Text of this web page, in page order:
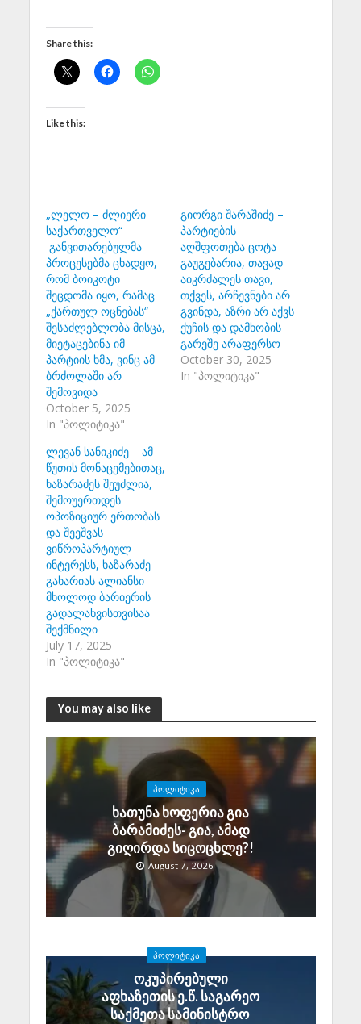
Share this:
Like this:
„ლელო – ძლიერი
საქართველო“ –
განვითარებულმა
პროცესებმა ცხადყო,
რომ ბოიკოტი
შეცდომა იყო, რამაც
„ქართულ ოცნებას“
შესაძლებლობა მისცა,
მიეტაცებინა იმ
პარტიის ხმა, ვინც ამ
ბრძოლაში არ
შემოვიდა
October 5, 2025
In "პოლიტიკა"
გიორგი შარაშიძე –
პარტიების
აღშფოთება ცოტა
გაუგებარია, თავად
აიკრძალეს თავი,
თქვეს, არჩევნები არ
გვინდა, აზრი არ აქვს
ქუჩის და დამხობის
გარეშე არაფერსო
October 30, 2025
In "პოლიტიკა"
ლევან სანიკიძე – ამ
წუთის მონაცემებითაც,
ხაზარაძეს შეუძლია,
შემოუერთდეს
ოპოზიციურ ერთობას
და შეეშვას
ვიწროპარტიულ
ინტერესს, ხაზარაძე-
გახარიას ალიანსი
მხოლოდ ბარიერის
გადალახვისთვისაა
შექმნილი
July 17, 2025
In "პოლიტიკა"
You may also like
ᲞᲝᲚᲘᲢᲘᲙᲐ
ხათუნა ხოფერია გია
ბარამიძეს- გია, ამად
გიღირდა სიცოცხლე?!
August 7, 2026
ᲞᲝᲚᲘᲢᲘᲙᲐ
ოკუპირებული
აფხაზეთის ე.წ. საგარეო
საქმეთა სამინისტრო